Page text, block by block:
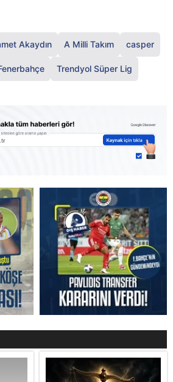
Akaydın A Milli Takım casper
Trendyol Süper Lig